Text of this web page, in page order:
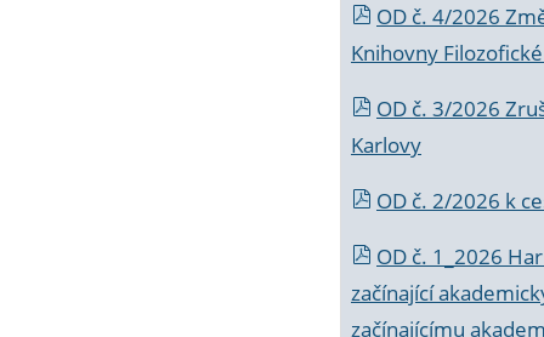
OD č. 4/2026
Knihovny
OD č. 3/2026
Karlovy
OD č. 2/2026 k
OD č. 1_2026
začínající
začínajícímu